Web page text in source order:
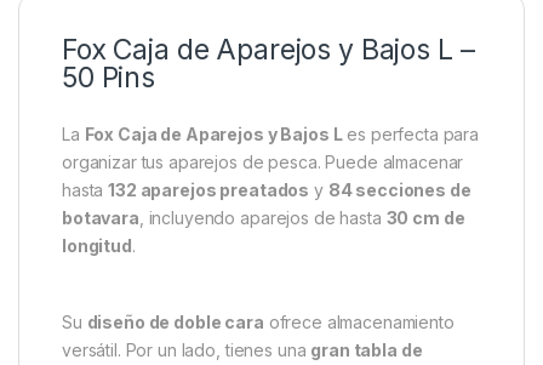
Fox Caja de Aparejos y Bajos L –
50 Pins
La Fox Caja de Aparejos y Bajos Les perfecta para
organizar tus aparejos de pesca. Puede almacenar
hasta132 aparejos preatados y 84 secciones de
botavara , incluyendo aparejos de hasta 30 cm de
longitud.
Su diseño de doble cara ofrece almacenamiento
versátil. Por un lado, tienes una gran tabla de